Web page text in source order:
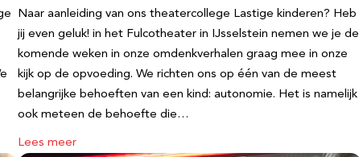
Naar aanleiding van ons theatercollege Lastige kinderen? Heb
jij even geluk! in het Fulcotheater in IJsselstein nemen we je de
komende weken in onze omdenkverhalen graag mee in onze
kijk op de opvoeding. We richten ons op één van de meest
belangrijke behoeften van een kind: autonomie. Het is namelijk
ook meteen de behoefte die…
Lees meer